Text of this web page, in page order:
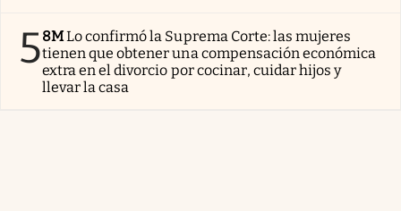
58MLo confirmó la Suprema Corte: las mujeres
tienen que obtener una compensación económica
extra en el divorcio por cocinar, cuidar hijos y
llevar la casa